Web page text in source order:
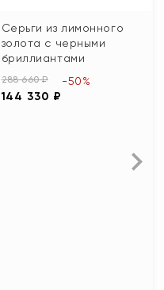
Серьги из лимонного
золота с черными
бриллиантами
288 660 ₽
144 330 ₽
-50%